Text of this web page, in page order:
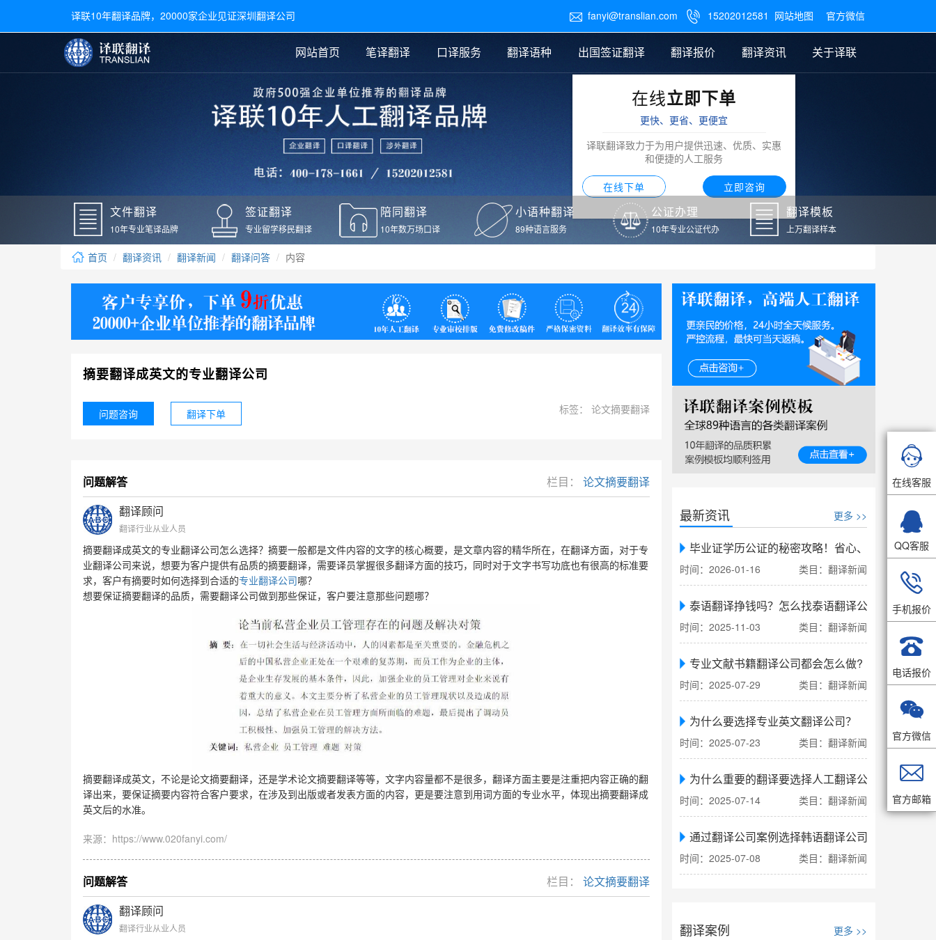
译联10年翻译品牌，20000家企业见证深圳翻译公司  fanyi@translian.com  15202012581 网站地图 官方微信
网站首页 笔译翻译
文件翻译 医学翻译 法律翻译 说明书翻译 图纸翻译
口译服务
广交会翻译 交替传译 同声传译
翻译语种
常用语种翻译
日语翻译
德语翻译
老挝语翻译 泰语翻译
葡萄牙语翻译
出国签证翻译
毕业证翻译
户口本翻译
学位证翻译
身份证翻译
签证材料翻译
银行流水翻译
驾照翻译
疫苗本翻译
新冠疫苗接种证明翻译
核酸检测报告翻译
核酸检测报告英文版翻
译
翻译报价
笔译翻译报价
证件翻译报价
翻译资讯
公证样本
签证翻译
口译新闻
翻译新闻
关于译联
在线立即下单
更快、更省、更便宜
译联翻译致力于为用户提供迅速、优质、实惠
和便捷的人工服务
在线下单 立即咨询
文件翻译
10年专业笔译品牌
签证翻译
专业留学移民翻译
陪同翻译
10年数万场口译
小语种翻译
89种语言服务
公证办理
10年专业公证代办
翻译模板
上万翻译样本
首页 翻译资讯 翻译新闻 翻译问答 内容
摘要翻译成英文的专业翻译公司
问题咨询 翻译下单 标签： 论文摘要翻译
问题解答 栏目：
论文摘要翻译
翻译顾问
翻译行业从业人员
摘要翻译成英文的专业翻译公司怎么选择？摘要一般都是文件内容的文字的核心概要，是文章内容的精华所在，在翻译方面，对于专
业翻译公司来说，想要为客户提供有品质的摘要翻译，需要译员掌握很多翻译方面的技巧，同时对于文字书写功底也有很高的标准要
求，客户有摘要时如何选择到合适的专业翻译公司 哪？
想要保证摘要翻译的品质，需要翻译公司做到那些保证，客户要注意那些问题哪？
摘要翻译成英文，不论是论文摘要翻译，还是学术论文摘要翻译等等，文字内容量都不是很多，翻译方面主要是注重把内容正确的翻
译出来，要保证摘要内容符合客户要求，在涉及到出版或者发表方面的内容，更是要注意到用词方面的专业水平，体现出摘要翻译成
英文后的水准。
来源：https://www.020fanyi.com/
问题解答 栏目：
论文摘要翻译
翻译顾问
翻译行业从业人员
最新资讯 更多 >>
毕业证学历公证的秘密攻略！省心、省力、省时
时间：2026-01-16 类目：翻译新闻
泰语翻译挣钱吗？怎么找泰语翻译公司翻译
时间：2025-11-03 类目：翻译新闻
专业文献书籍翻译公司都会怎么做?
时间：2025-07-29 类目：翻译新闻
为什么要选择专业英文翻译公司？
时间：2025-07-23 类目：翻译新闻
为什么重要的翻译要选择人工翻译公司
时间：2025-07-14 类目：翻译新闻
通过翻译公司案例选择韩语翻译公司
时间：2025-07-08 类目：翻译新闻
翻译案例 更多 >>

在线客服

QQ客服

手机报价

电话报价

官方微信

官方邮箱